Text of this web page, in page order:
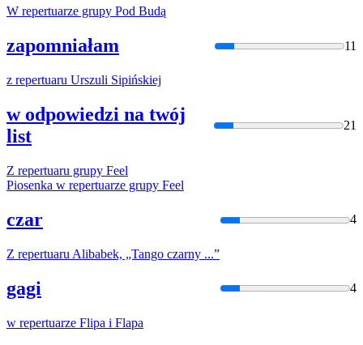
W repertuarze grupy Pod Budą
zapomniałam 11
z repertuaru Urszuli Sipińskiej
w odpowiedzi na twój
list
21
Z repertuaru grupy Feel
Piosenka w repertuarze grupy Feel
czar 4
Z repertuaru Alibabek, „Tango czarny ...”
gagi 4
w repertuarze Flipa i Flapa